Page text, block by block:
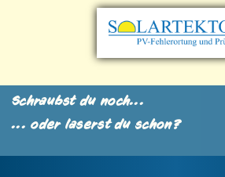
Schraubst du noch...
... oder laserst du schon?